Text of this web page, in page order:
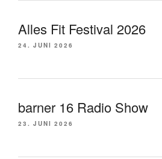
Alles Fit Festival 2026
24. JUNI 2026
barner 16 Radio Show
23. JUNI 2026